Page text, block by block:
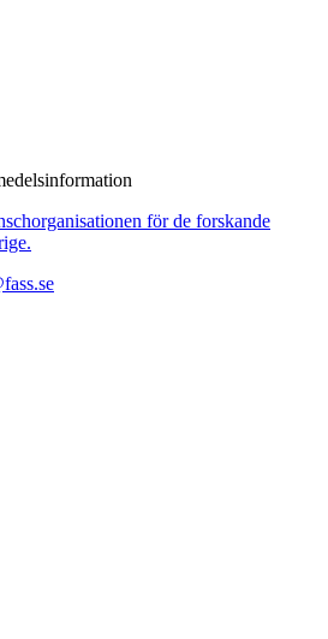
för de forskande